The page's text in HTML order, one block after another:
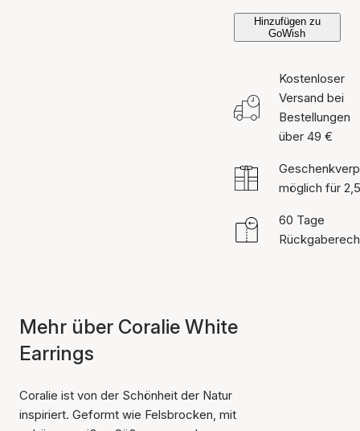
Hinzufügen zu
GoWish
Kostenloser
Versand bei
Bestellungen
über 49 €
möglich für
60 Tage
Mehr über Coralie White
Earrings
Coralie ist von der Schönheit der Natur
inspiriert. Geformt wie Felsbrocken, mit